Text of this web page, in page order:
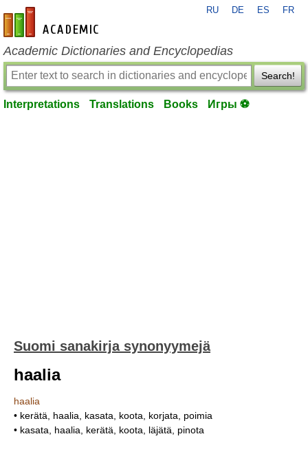
en-academic.com
RU DE ES FR
Academic Dictionaries and Encyclopedias
Search!
Interpretations Translations Books Игры ⚽
Suomi sanakirja synonyymejä
haalia
haalia
• kerätä, haalia, kasata, koota, korjata, poimia
• kasata, haalia, kerätä, koota, läjätä, pinota